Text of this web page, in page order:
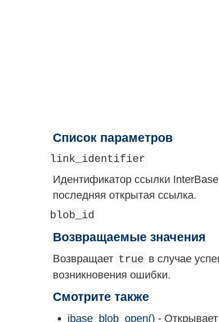
Список параметров
link_identifier
Идентификатор ссылки
последняя открытая ссылка.
blob_id
Возвращаемые значения
Возвращает true в случае
возникновения ошибки.
Смотрите также
ibase_blob_open() -